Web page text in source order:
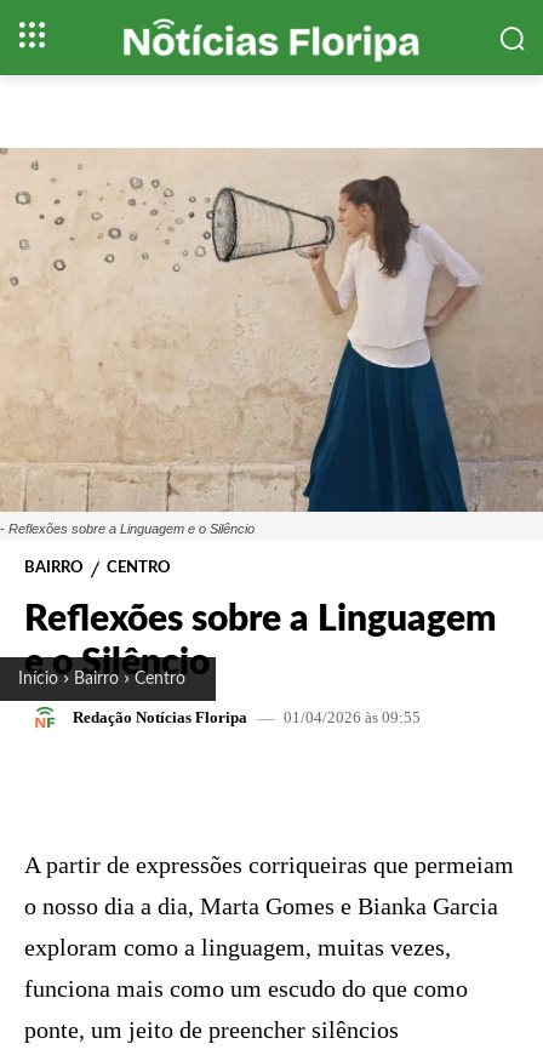
Início Bairro Centro
- Reflexões sobre a Linguagem e o Silêncio
BAIRRO CENTRO
Reflexões sobre a Linguagem
e o Silêncio
Redação Notícias Floripa 01/04/2026 às 09:55
A partir de expressões corriqueiras que permeiam
o nosso dia a dia, Marta Gomes e Bianka Garcia
exploram como a linguagem, muitas vezes,
funciona mais como um escudo do que como
ponte, um jeito de preencher silêncios